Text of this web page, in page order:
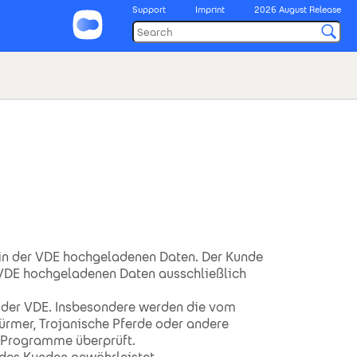
Support Imprint 2026 August Release
der VDE hochgeladenen Daten. Der Kunde
hochgeladenen Daten ausschließlich
VDE. Insbesondere werden die vom
Trojanische Pferde oder andere
überprüft.